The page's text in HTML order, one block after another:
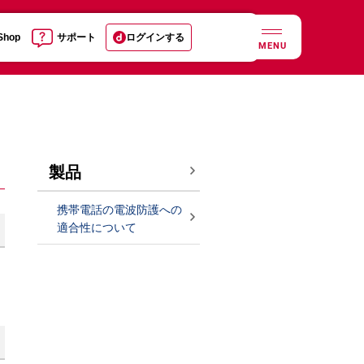
サポート ログインする
MENU
製品
携帯電話の電波防護への
適合性について